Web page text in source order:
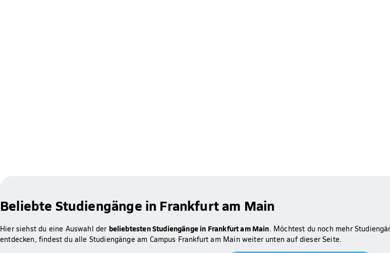
Beliebte Studiengänge in Frankfurt am Main
Hier siehst du eine Auswahl der beliebtesten Studiengänge in Frankfurt am Main. Möchtest du noch mehr
entdecken, findest du alle Studiengänge am Campus Frankfurt am Main weiter unten auf dieser Seite.